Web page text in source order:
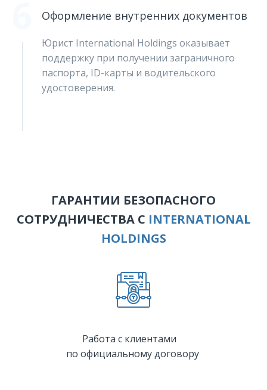
Оформление внутренних документов
Юрист International Holdings оказывает
поддержку при получении заграничного
паспорта, ID-карты и водительского
удостоверения.
ГАРАНТИИ БЕЗОПАСНОГО
СОТРУДНИЧЕСТВА С INTERNATIONAL
HOLDINGS
Работа с клиентами
по официальному договору